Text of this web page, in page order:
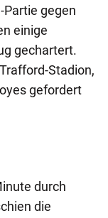
gegen
einige
gechartert.
Stadion,
gefordert
durch
die